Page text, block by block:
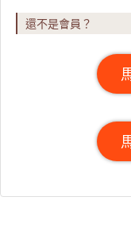
還不是會員？